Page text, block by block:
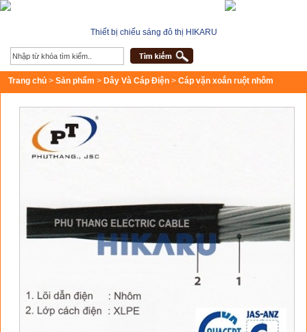
Thiết bị chiếu sáng đô thị HIKARU
Trang chủ > Sản phẩm > Dây Và Cáp Điện > Cáp vặn xoắn ruột nhôm